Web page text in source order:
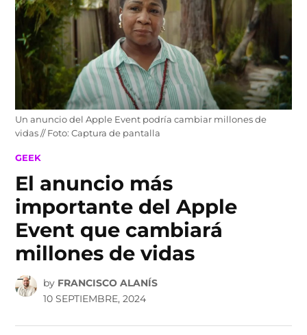
Un anuncio del Apple Event podría cambiar millones de
vidas // Foto: Captura de pantalla
POSTED
GEEK
El anuncio más
importante del Apple
Event que cambiará
millones de vidas
by FRANCISCO ALANÍS
10 SEPTIEMBRE, 2024